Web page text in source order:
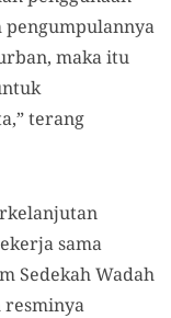
pengumpulannya
maka itu
terang
sama
Sedekah Wadah
resminya